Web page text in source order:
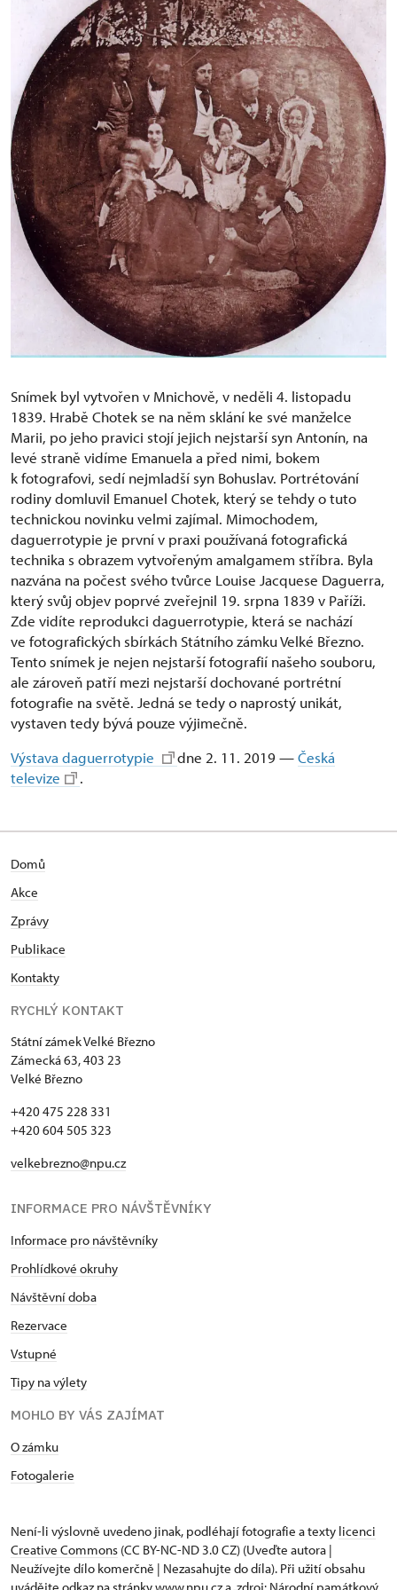
Snímek byl vytvořen v Mnichově, v neděli 4. listopadu
1839. Hrabě Chotek se na něm sklání ke své manželce
Marii, po jeho pravici stojí jejich nejstarší syn Antonín, na
levé straně vidíme Emanuela a před nimi, bokem
k fotografovi, sedí nejmladší syn Bohuslav. Portrétování
rodiny domluvil Emanuel Chotek, který se tehdy o tuto
technickou novinku velmi zajímal. Mimochodem,
daguerrotypie je první v praxi používaná fotografická
technika s obrazem vytvořeným amalgamem stříbra. Byla
nazvána na počest svého tvůrce Louise Jacquese Daguerra,
který svůj objev poprvé zveřejnil 19. srpna 1839 v Paříži.
Zde vidíte reprodukci daguerrotypie, která se nachází
ve fotografických sbírkách Státního zámku Velké Březno.
Tento snímek je nejen nejstarší fotografií našeho souboru,
ale zároveň patří mezi nejstarší dochované portrétní
fotografie na světě. Jedná se tedy o naprostý unikát,
vystaven tedy bývá pouze výjimečně.
Výstava daguerrotypie
dne 2. 11. 2019 —Česká
televize
.
Domů
Akce
Zprávy
Publikace
Kontakty
RYCHLÝ KONTAKT
Státní zámek Velké Březno
Zámecká 63, 403 23
Velké Březno
+420 475 228 331
+420 604 505 323
velkebrezno@npu.cz
INFORMACE PRO NÁVŠTĚVNÍKY
Informace pro návštěvníky
Prohlídkové okruhy
Návštěvní doba
Rezervace
Vstupné
Tipy na výlety
MOHLO BY VÁS ZAJÍMAT
O zámku
Fotogalerie
Není-li výslovně uvedeno jinak, podléhají fotografie a texty licenci
Creative Commons (CC BY-NC-ND 3.0 CZ) (Uveďte autora |
Neužívejte dílo komerčně | Nezasahujte do díla). Při užití obsahu